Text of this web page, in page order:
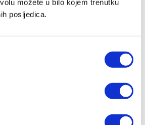
možete u bilo kojem trenutku
posljedica.
u novom klubu